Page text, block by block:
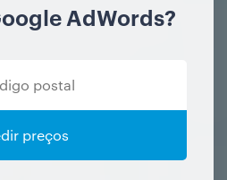
AdWords?
preços